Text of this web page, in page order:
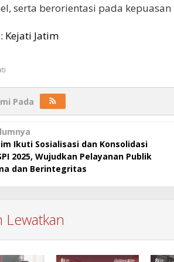
serta berorientasi pada kepuasan
Kejati Jatim
Pada
Ikuti Sosialisasi dan Konsolidasi
2025, Wujudkan Pelayanan Publik
dan Berintegritas
Lewatkan